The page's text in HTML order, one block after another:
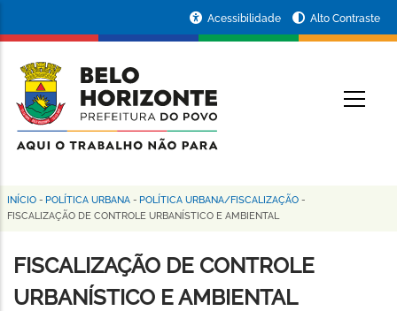
conteúdo
principal
da
Prefeitura
de
Horizonte
Acessibilidade Alto Contraste
Trilha
navegação
INÍCIO - POLÍTICA URBANA - POLÍTICA URBANA/FISCALIZAÇÃO -
FISCALIZAÇÃO DE CONTROLE URBANÍSTICO E AMBIENTAL
FISCALIZAÇÃO DE CONTROLE
URBANÍSTICO E AMBIENTAL